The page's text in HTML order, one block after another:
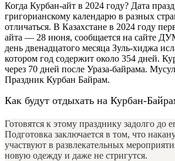
Когда Курбан-айт в 2024 году? Дата
григорианскому календарю в разных
отличаться. В Казахстане в 2024 году
айта — 28 июня, сообщается на сайте
день двенадцатого месяца Зуль-хиджа
котором год содержит около 354 дней.
через 70 дней после Ураза-байрама.
Праздник Курбан Байрам.
Как будут отдыхать на Курбан-
Готовятся к этому празднику задолго до
Подготовка заключается в том, что
участвуют в развлекательных
новую одежду и даже не стригутся.